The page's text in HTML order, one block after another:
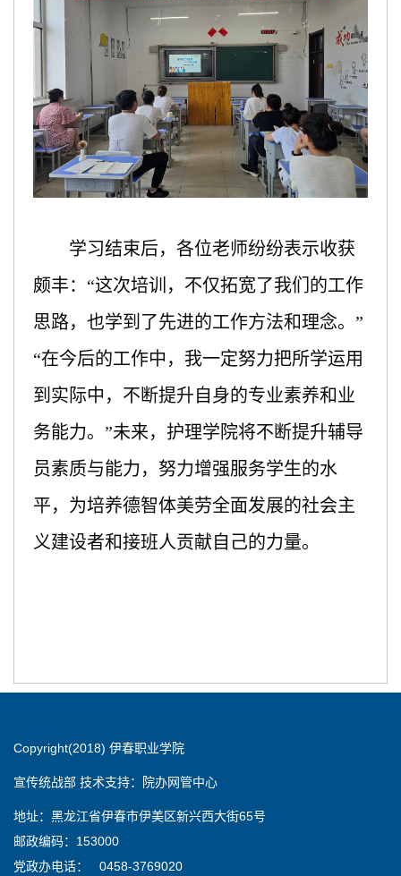
学习结束后，各位老师纷纷表示收获
颇丰： “这次培训， 不仅拓宽了我们 的工作
思路，也学到了先进的工作方法和理念。 ”
“在今后的工作中， 我一定努力把所学运用
到实际中，不断提升自身的专业素养和业
务能力。 ”未来，护理学院将不断提升辅导
员素质与能力，努力增强服务学生的水
平，为培养德智体美劳全面发展的社会主
义建设者和接班人贡献自己的力量。
Copyright(2018) 伊春职业学院
宣传统战部 技术支持：院办网管中心
地址：黑龙江省伊春市伊美区新兴西大街65号
邮政编码：153000
党政办电话： 0458-3769020